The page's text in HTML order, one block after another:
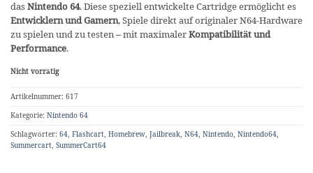
dasNintendo 64. Diese speziell entwickelte Cartridge ermöglicht es
Entwicklern und Gamern, Spiele direkt auf originaler N64-Hardware
zu spielen und zu testen – mit maximalerKompatibilität und
Performance.
Nicht vorrätig
Artikelnummer: 617
Kategorie: Nintendo 64
Schlagwörter: 64, Flashcart, Homebrew, Jailbreak, N64, Nintendo, Nintendo64,
Summercart, SummerCart64